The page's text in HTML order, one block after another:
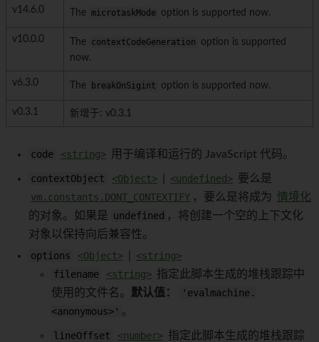
v14.6.0 The microtaskMode option is supported now.
v10.0.0 The contextCodeGeneration
option is supported
now.
v6.3.0 The breakOnSigint option is supported now.
v0.3.1 新增于: v0.3.1
code <string> 用于编译和运行的 JavaScript 代码。
contextObject <Object> <undefined> 要么是
vm.constants.DONT_CONTEXTIFY ，要么是将成为
情境化
的对象。如果是 undefined ，将创建一个空的上下文化
对象以保持向后兼容性。
options
<Object>
<string>
filename
<string> 指定此脚本生成的堆栈跟踪中
使用的文件名。 默认值：
'evalmachine.
<anonymous>' 。
lineOffset <number> 指定此脚本生成的堆栈跟踪